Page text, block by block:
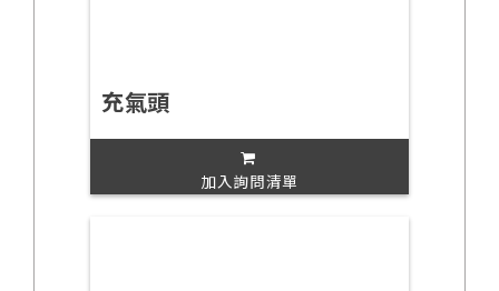
充氣頭
加入詢問清單